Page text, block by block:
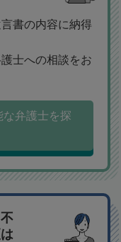
書の内容に納得
士への相談をお
弁護士を探